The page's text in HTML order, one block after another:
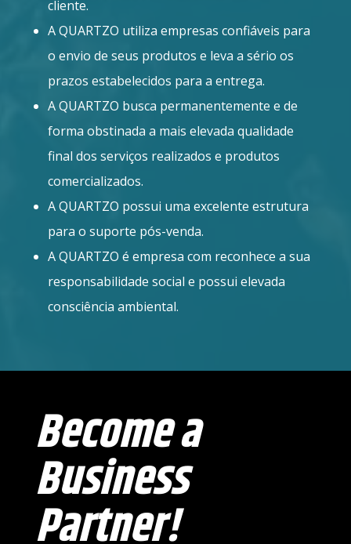
cliente.
A QUARTZO utiliza empresas confiáveis para
o envio de seus produtos e leva a sério os
prazos estabelecidos para a entrega.
A QUARTZO busca permanentemente e de
forma obstinada a mais elevada qualidade
final dos serviços realizados e produtos
comercializados.
A QUARTZO possui uma excelente estrutura
para o suporte pós-venda.
A QUARTZO é empresa com reconhece a sua
responsabilidade social e possui elevada
consciência ambiental.
Become a
Business
Partner!